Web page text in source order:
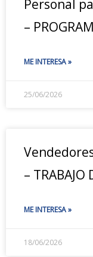
Personal
–
ME INTERESA »
25/06/2026
– TRABAJO
ME INTERESA »
18/06/2026